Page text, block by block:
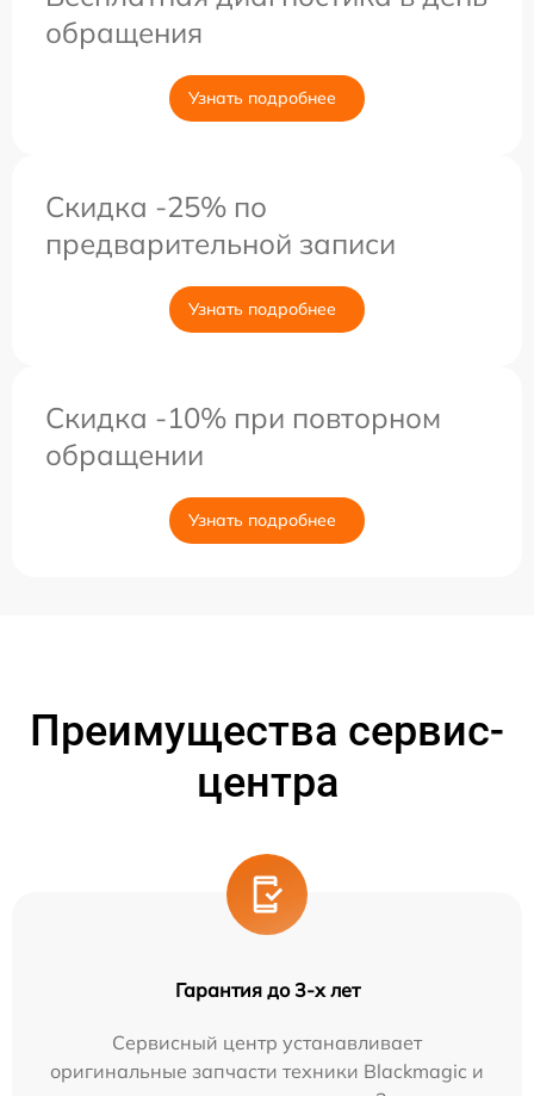
обращения
Узнать подробнее
Скидка -25% по
предварительной записи
Узнать подробнее
Скидка -10% при повторном
обращении
Узнать подробнее
Преимущества сервис-
центра
Гарантия до 3-х лет
Сервисный центр устанавливает
оригинальные запчасти техники Blackmagic и